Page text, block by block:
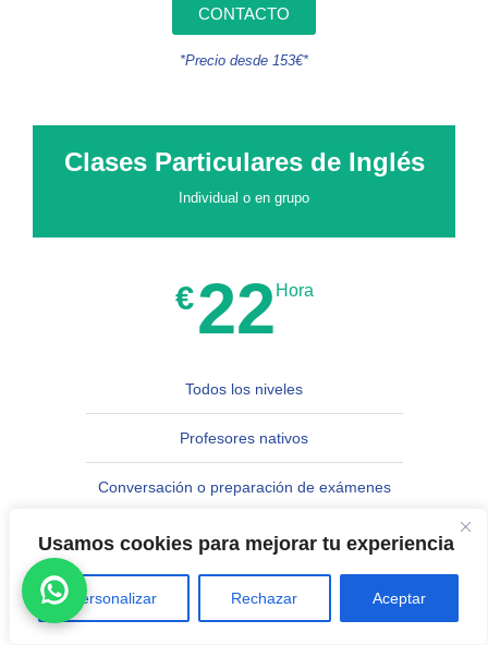
Usamos cookies para mejorar tu experiencia
Personalizar Rechazar Aceptar
CONTACTO
*Precio desde 153€*
Clases Particulares de Inglés
Individual o en grupo
€22 Hora
Todos los niveles
Profesores nativos
Conversación o preparación de exámenes
Online, en la academia o en casa